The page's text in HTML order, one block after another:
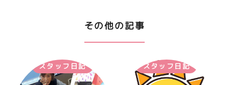
その他の記事
スタッフ日記 スタッフ日記